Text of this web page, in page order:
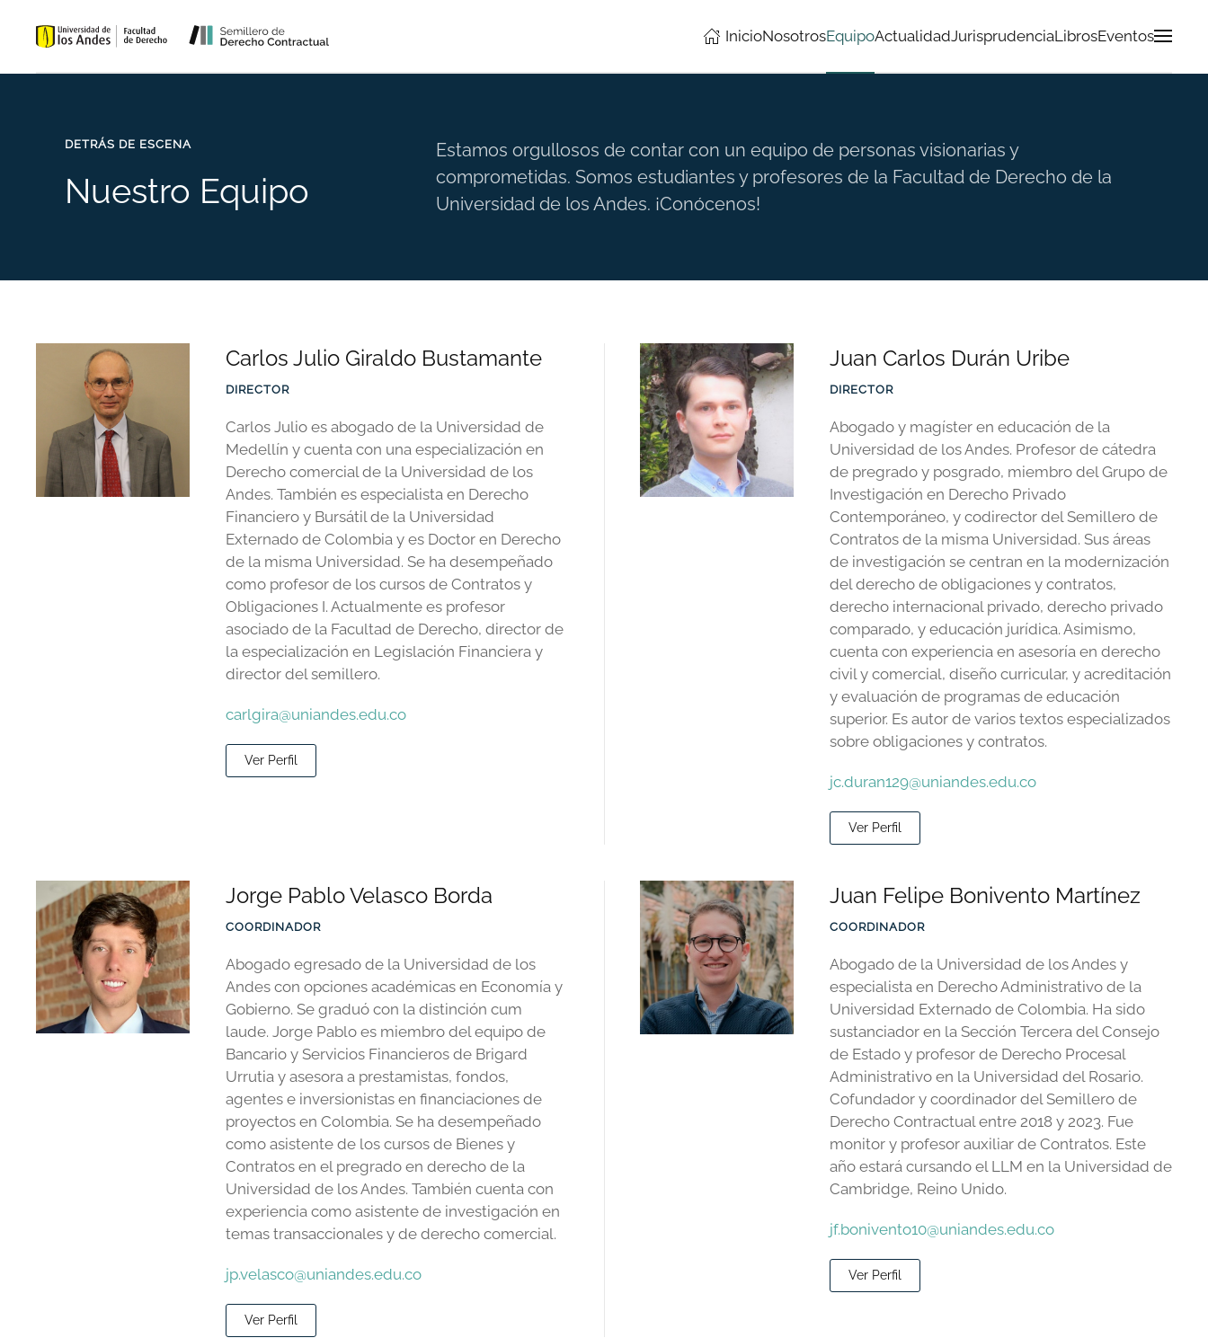
Skip to main content
InicioNosotrosEquipoActualidadJurisprudenciaLibrosEventos
DETRÁS DE ESCENA
Nuestro Equipo
Estamos orgullosos de contar con un equipo de personas visionarias y
comprometidas. Somos estudiantes y profesores de la Facultad de Derecho de la
Universidad de los Andes. ¡Conócenos!
Carlos Julio Giraldo Bustamante
DIRECTOR
Carlos Julio es abogado de la Universidad de
Medellín y cuenta con una especialización en
Derecho comercial de la Universidad de los
Andes. También es especialista en Derecho
Financiero y Bursátil de la Universidad
Externado de Colombia y es Doctor en Derecho
de la misma Universidad. Se ha desempeñado
como profesor de los cursos de Contratos y
Obligaciones I. Actualmente es profesor
asociado de la Facultad de Derecho, director de
la especialización en Legislación Financiera y
director del semillero.
carlgira@uniandes.edu.co
Ver Perfil
Juan Carlos Durán Uribe
DIRECTOR
Abogado y magíster en educación de la
Universidad de los Andes. Profesor de cátedra
de pregrado y posgrado, miembro del Grupo de
Investigación en Derecho Privado
Contemporáneo, y codirector del Semillero de
Contratos de la misma Universidad. Sus áreas
de investigación se centran en la modernización
del derecho de obligaciones y contratos,
derecho internacional privado, derecho privado
comparado, y educación jurídica. Asimismo,
cuenta con experiencia en asesoría en derecho
civil y comercial, diseño curricular, y acreditación
y evaluación de programas de educación
superior. Es autor de varios textos especializados
sobre obligaciones y contratos.
jc.duran129@uniandes.edu.co
Ver Perfil
Jorge Pablo Velasco Borda
COORDINADOR
Abogado egresado de la Universidad de los
Andes con opciones académicas en Economía y
Gobierno. Se graduó con la distinción cum
laude. Jorge Pablo es miembro del equipo de
Bancario y Servicios Financieros de Brigard
Urrutia y asesora a prestamistas, fondos,
agentes e inversionistas en financiaciones de
proyectos en Colombia. Se ha desempeñado
como asistente de los cursos de Bienes y
Contratos en el pregrado en derecho de la
Universidad de los Andes. También cuenta con
experiencia como asistente de investigación en
temas transaccionales y de derecho comercial.
jp.velasco@uniandes.edu.co
Ver Perfil
Juan Felipe Bonivento Martínez
COORDINADOR
Abogado de la Universidad de los Andes y
especialista en Derecho Administrativo de la
Universidad Externado de Colombia. Ha sido
sustanciador en la Sección Tercera del Consejo
de Estado y profesor de Derecho Procesal
Administrativo en la Universidad del Rosario.
Cofundador y coordinador del Semillero de
Derecho Contractual entre 2018 y 2023. Fue
monitor y profesor auxiliar de Contratos. Este
año estará cursando el LLM en la Universidad de
Cambridge, Reino Unido.
jf.bonivento10@uniandes.edu.co
Ver Perfil